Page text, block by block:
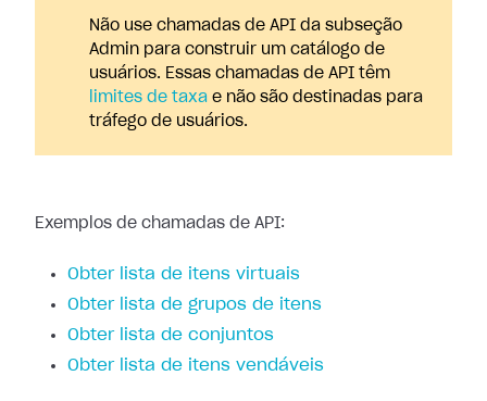
Não use chamadas de API da subseção
Admin para construir um catálogo de
usuários. Essas chamadas de API têm
limites de taxa e não são destinadas para
tráfego de usuários.
Exemplos de chamadas de API:
Obter lista de itens virtuais
Obter lista de grupos de itens
Obter lista de conjuntos
Obter lista de itens vendáveis